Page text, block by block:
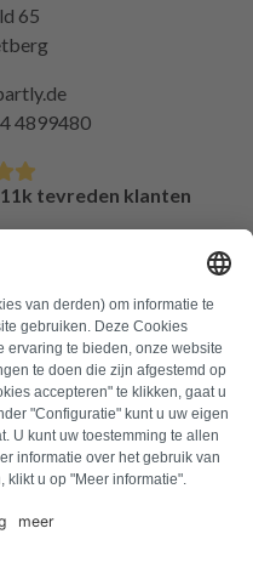
65
4899480
tevreden klanten